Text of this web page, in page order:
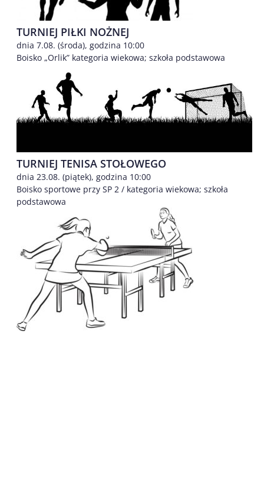
TURNIEJ PIŁKI NOŻNEJ
dnia 7.08. (środa), godzina 10:00
Boisko „Orlik” kategoria wiekowa; szkoła podstawowa
TURNIEJ TENISA STOŁOWEGO
dnia 23.08. (piątek), godzina 10:00
Boisko sportowe przy SP 2 / kategoria wiekowa; szkoła
podstawowa